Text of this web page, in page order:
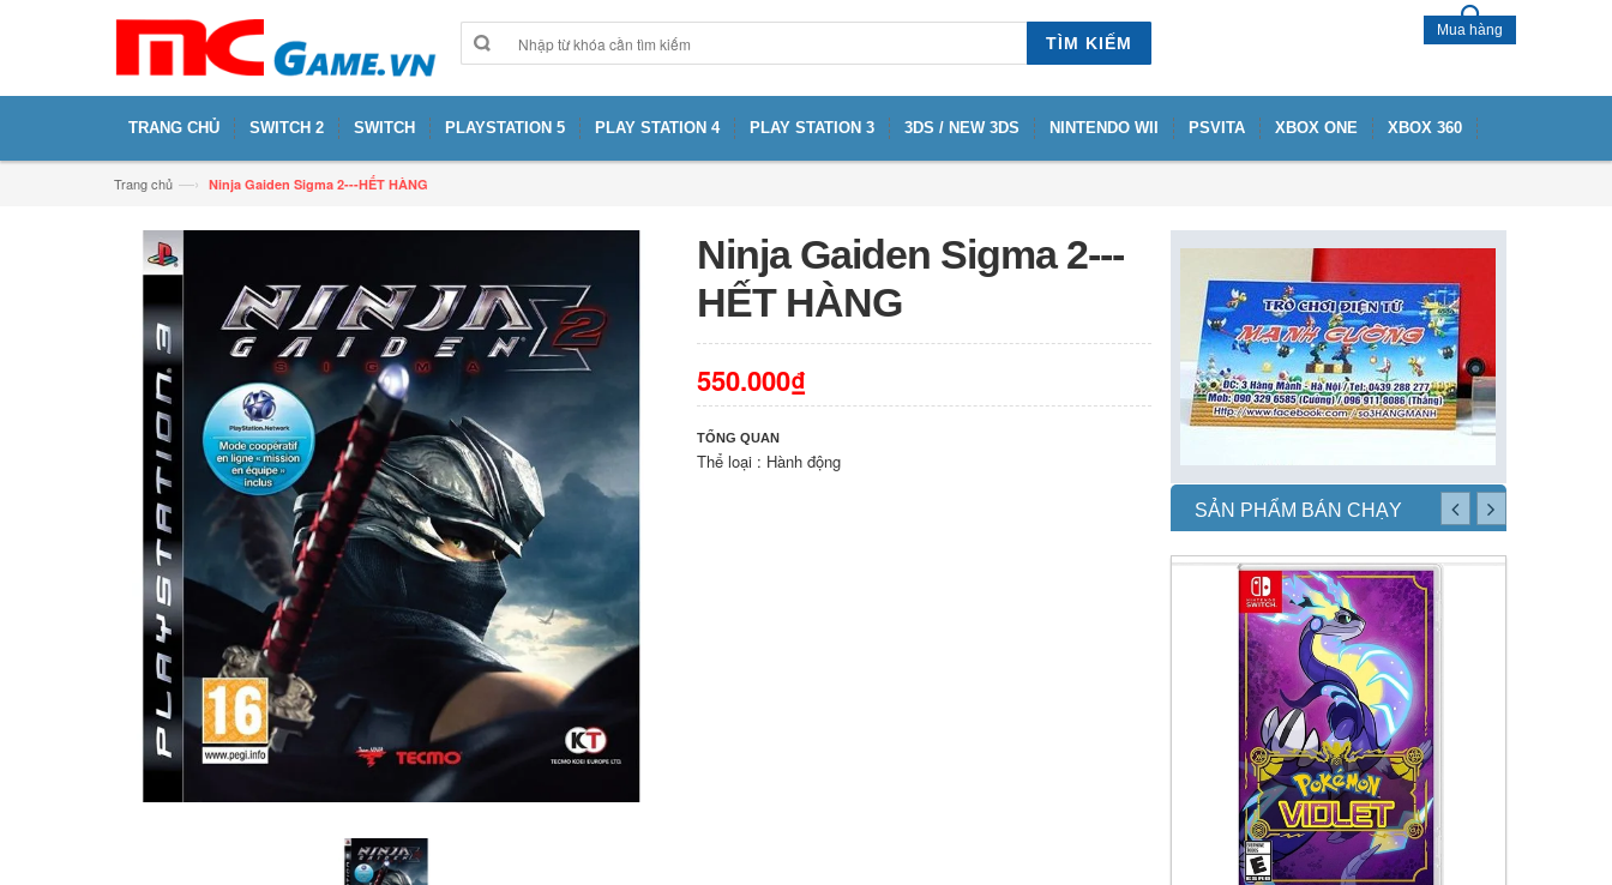
TÌM KIẾM
Mua hàng
TRANG CHỦ SWITCH 2 SWITCH PLAYSTATION 5 PLAY STATION 4 PLAY STATION 3 3DS / NEW 3DS NINTENDO WII PSVITA XBOX ONE XBOX 360
Trang chủ —› Ninja Gaiden Sigma 2---HẾT HÀNG
Ninja Gaiden Sigma 2---
HẾT HÀNG
550.000₫
TỔNG QUAN
Thể loại : Hành động
SẢN PHẨM BÁN CHẠY